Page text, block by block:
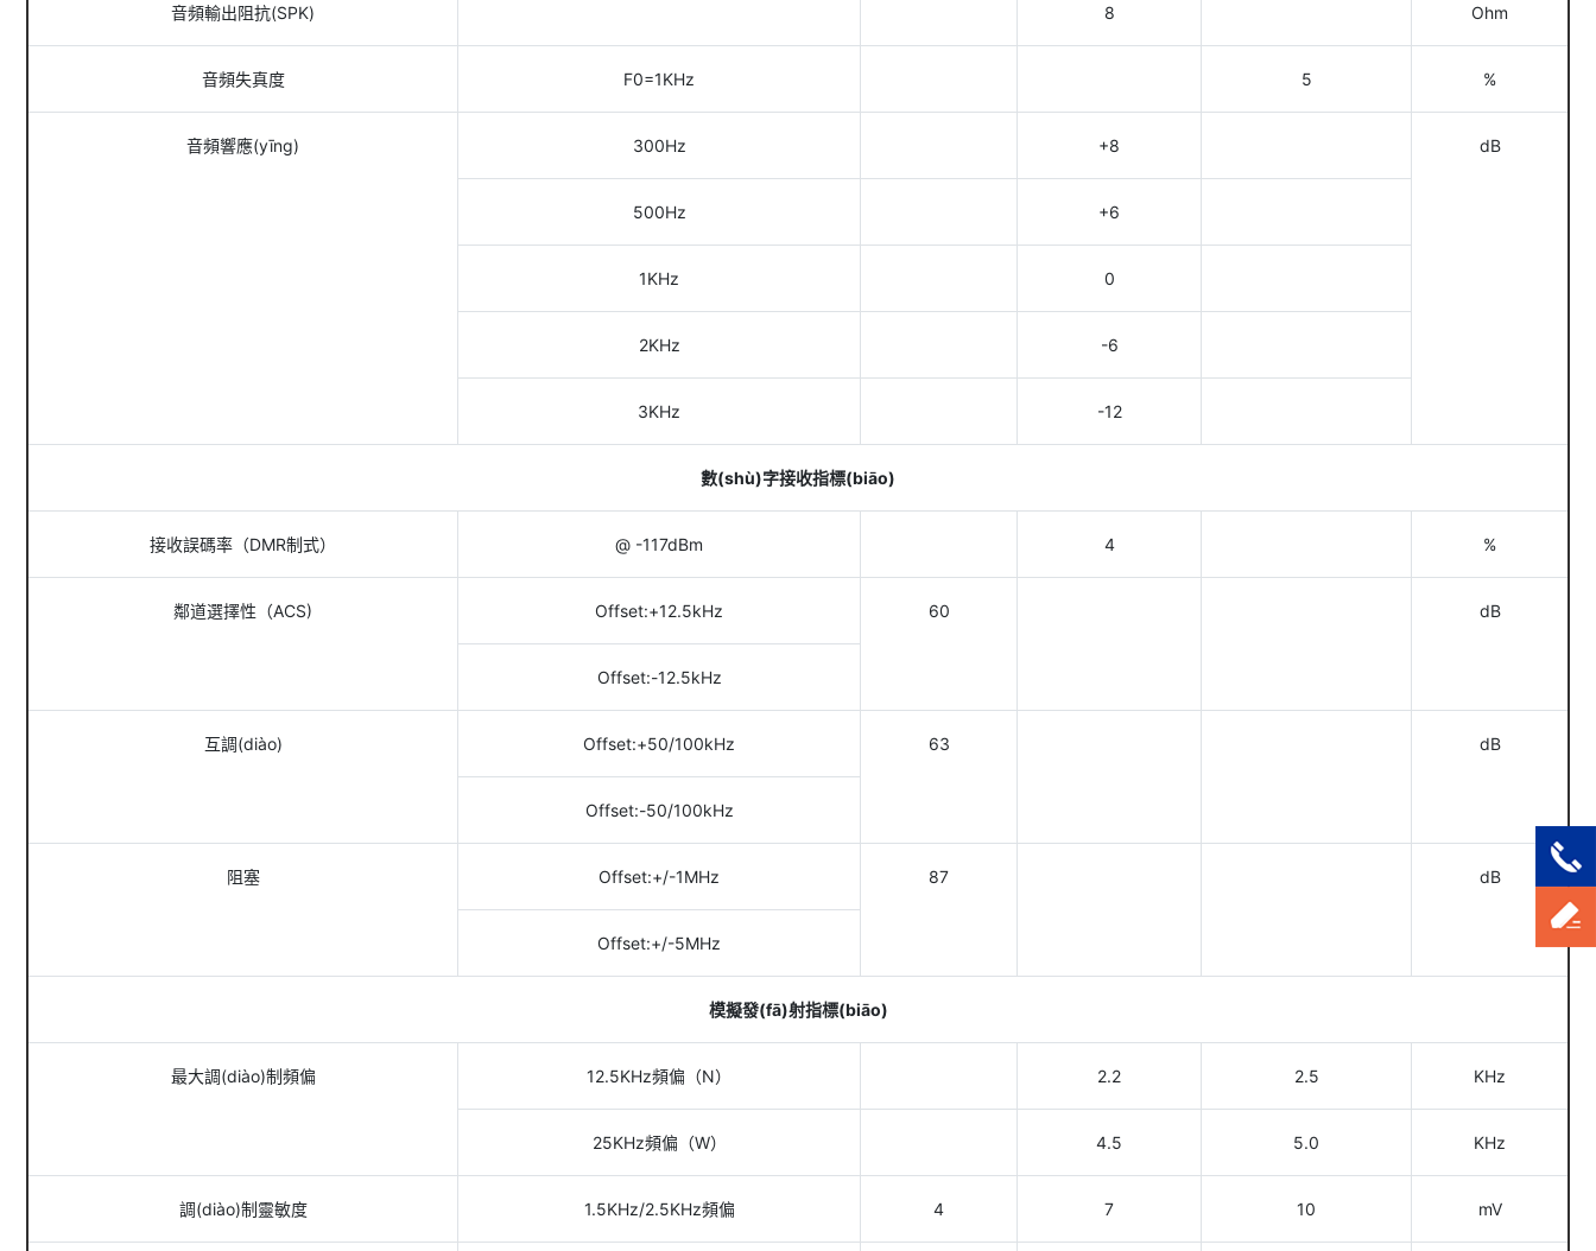
音頻輸出阻抗(SPK) 8 Ohm
音頻失真度 F0=1KHz 5 %
音頻響應(yīng) 300Hz +8 dB
500Hz +6
1KHz 0
2KHz -6
3KHz -12
數(shù)字接收指標(biāo)
接收誤碼率（DMR制式） @ -117dBm 4 %
鄰道選擇性（ACS) Offset:+12.5kHz 60 dB
Offset:-12.5kHz
互調(diào) Offset:+50/100kHz 63 dB
Offset:-50/100kHz
阻塞 Offset:+/-1MHz 87 dB
Offset:+/-5MHz
模擬發(fā)射指標(biāo)
最大調(diào)制頻偏 12.5KHz頻偏（N） 2.2 2.5 KHz
25KHz頻偏（W） 4.5 5.0 KHz
調(diào)制靈敏度 1.5KHz/2.5KHz頻偏 4 7 10 mV